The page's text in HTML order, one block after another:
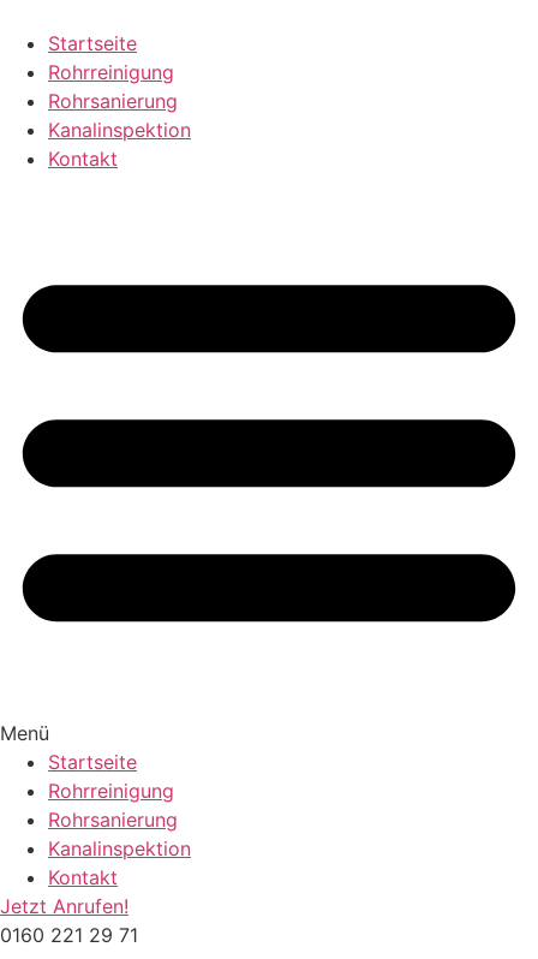
Inhalt
wechseln
Startseite
Rohrreinigung
Rohrsanierung
Kanalinspektion
Kontakt
Menü
Startseite
Rohrreinigung
Rohrsanierung
Kanalinspektion
Kontakt
Jetzt Anrufen!
0160 221 29 71